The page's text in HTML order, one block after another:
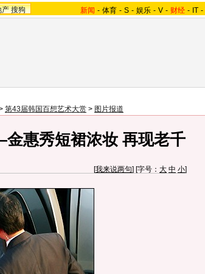
产 搜狗 新闻 - 体育 - S - 娱乐 - V - 财经 - IT -
第43届韩国百想艺术大赏 > 图片报道
惠秀短裙浓妆 再现老千
[我来说两句] [字号： 大 中 小]